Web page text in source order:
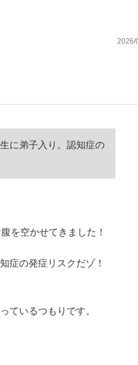
クマが悪者扱いされているのが悲
いまさら聞けない資産
2026/
に弟子入り。認知症の
を空かせてきました！
症の発症リスクだゾ！
ているつもりです。